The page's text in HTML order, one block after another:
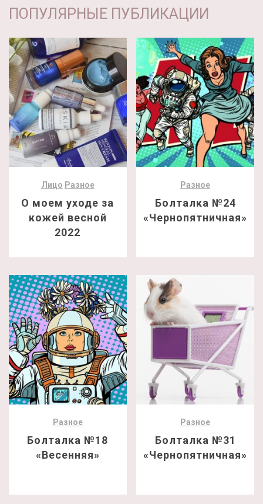
ПОПУЛЯРНЫЕ ПУБЛИКАЦИИ
Лицо Разное
О моем уходе за
кожей весной
2022
Разное
Болталка №24
«Чернопятничная»
Разное
Болталка №18
«Весенняя»
Разное
Болталка №31
«Чернопятничная»